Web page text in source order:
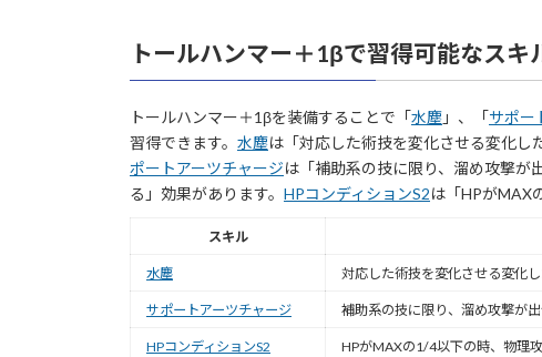
トールハンマー＋1βで習得可能なスキ
トールハンマー＋1βを装備することで「水塵 」、「サポー
習得できます。 水塵は「対応した術技を変化させる変化し
ポートアーツチャージは「補助系の技に限り、溜め攻撃が
る」効果があります。 HPコンディションS2は「HPがMAX
スキル
水塵 対応した術技を変化させる変化
サポートアーツチャージ 補助系の技に限り、溜め攻撃が
HPコンディションS2 HPがMAXの1/4以下の時、物理